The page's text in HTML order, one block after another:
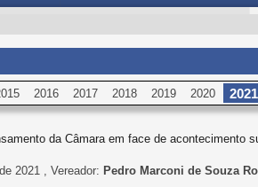
2016 2017 2018 2019 2020 2021
da Câmara em face de acontecimento
2021 , Vereador: Pedro Marconi de Souza